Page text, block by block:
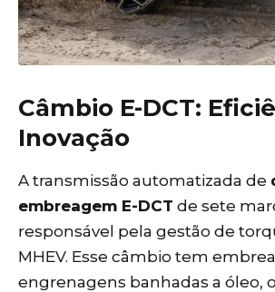
Câmbio E-DCT:
Inovação
A transmissão automatizada de
embreagem E-DCT de sete
responsável pela gestão de
MHEV. Esse câmbio tem
engrenagens banhadas a óleo,